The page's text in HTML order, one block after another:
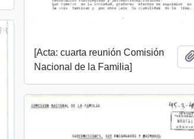
[Acta: cuarta reunión Comisión
Nacional de la Familia]